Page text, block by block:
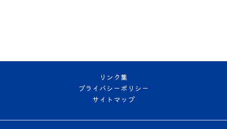
リンク集
プライバシーポリシー
サイトマップ